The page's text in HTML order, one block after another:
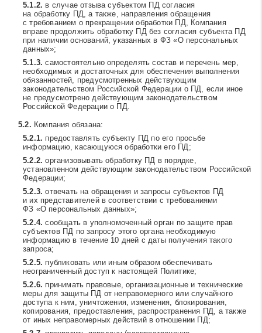
в случае отзыва субъектом ПД согласия
на обработку ПД, а также, направления обращения
с требованием о прекращении обработки ПД, Компания
вправе продолжить обработку ПД без согласия субъекта ПД
при наличии оснований, указанных в ФЗ «О персональных
данных»;
самостоятельно определять состав и перечень мер,
необходимых и достаточных для обеспечения выполнения
обязанностей, предусмотренных действующим
законодательством Российской Федерации о ПД, если иное
не предусмотрено действующим законодательством
Российской Федерации о ПД.
Компания обязана:
предоставлять субъекту ПД по его просьбе
информацию, касающуюся обработки его ПД;
организовывать обработку ПД в порядке,
установленном действующим законодательством Российской
Федерации;
отвечать на обращения и запросы субъектов ПД
и их представителей в соответствии с требованиями
ФЗ «О персональных данных»;
сообщать в уполномоченный орган по защите прав
субъектов ПД по запросу этого органа необходимую
информацию в течение 10 дней с даты получения такого
запроса;
публиковать или иным образом обеспечивать
неограниченный доступ к настоящей Политике;
принимать правовые, организационные и технические
меры для защиты ПД от неправомерного или случайного
доступа к ним, уничтожения, изменения, блокирования,
копирования, предоставления, распространения ПД, а также
от иных неправомерных действий в отношении ПД;